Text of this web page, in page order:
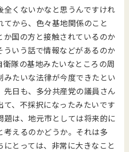
全くないかなと思うんですけれ
てから、色々基地関係のこと
か国の方と接触されているのか
ういう話で情報などがあるのか
衛隊の基地みたいなところの周
みたいな法律が今度できたとい
先日も、多分共産党の議員さん
て、不採択になったみたいです
題は、地元市としては将来的に
考えるのかどうか。それは多
とっては、非常に大きなこと